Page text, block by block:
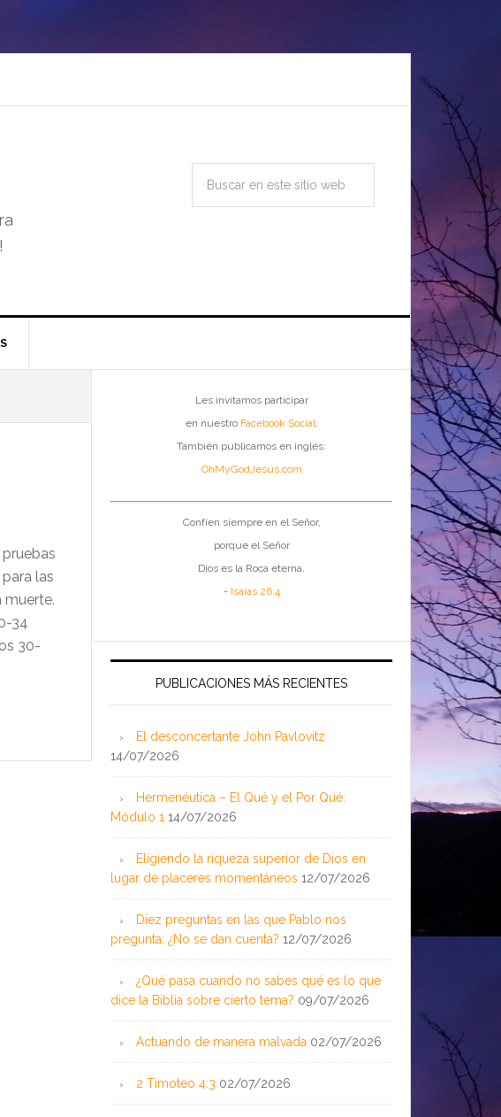
las
muerte.
34
30-
Les invitamos participar
en nuestro Facebook Social.
También publicamos en inglés:
OhMyGodJesus.com
Confíen siempre en el Señor,
porque el Señor
Dios es la Roca eterna.
- Isaías 26:4
PUBLICACIONES MÁS RECIENTES
El desconcertante John Pavlovitz
14/07/2026
Hermenéutica – El Qué y el Por Qué:
Módulo 1 14/07/2026
Eligiendo la riqueza superior de Dios en
lugar de placeres momentáneos 12/07/2026
Diez preguntas en las que Pablo nos
pregunta: ¿No se dan cuenta? 12/07/2026
¿Qué pasa cuando no sabes qué es lo que
dice la Biblia sobre cierto tema? 09/07/2026
Actuando de manera malvada 02/07/2026
2 Timoteo 4:3 02/07/2026